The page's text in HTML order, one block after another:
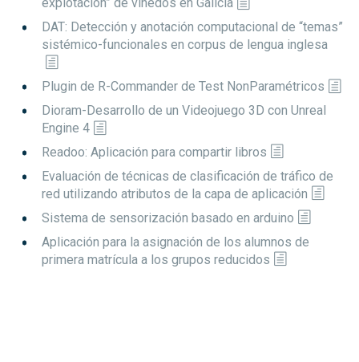
DAT: Detección y anotación computacional de “temas”
sistémico-funcionales en corpus de lengua inglesa
Plugin de R-Commander de Test NonParamétricos
Dioram-Desarrollo de un Videojuego 3D con Unreal
Engine 4
Readoo: Aplicación para compartir libros
Evaluación de técnicas de clasificación de tráfico de
red utilizando atributos de la capa de aplicación
Sistema de sensorización basado en arduino
Aplicación para la asignación de los alumnos de
primera matrícula a los grupos reducidos